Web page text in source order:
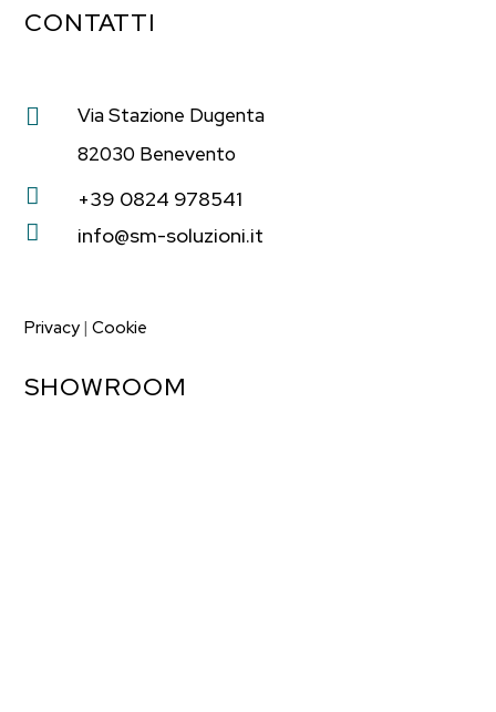
CONTATTI

Via Stazione Dugenta
82030 Benevento
 +39 0824 978541
 info@sm-soluzioni.it
Privacy |Cookie
SHOWROOM